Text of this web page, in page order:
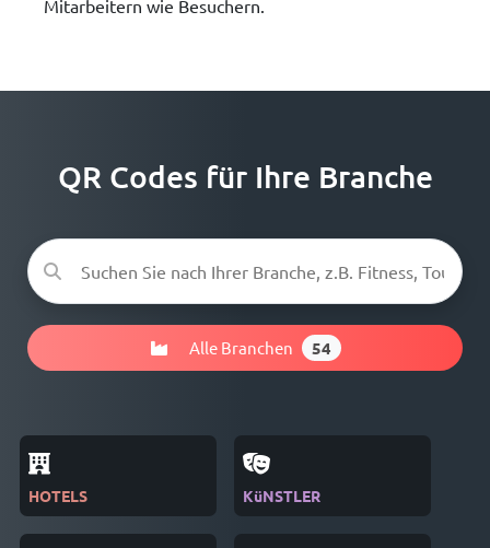
Mitarbeitern wie Besuchern.
QR Codes für Ihre Branche
Alle Branchen 54
HOTELS KüNSTLER